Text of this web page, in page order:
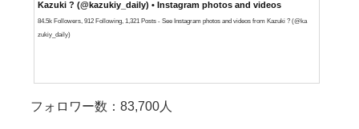
Kazuki ? (@kazukiy_daily) • Instagram photos and videos
84.5k Followers, 912 Following, 1,321 Posts - See Instagram photos and videos from Kazuki ? (@ka
zukiy_daily)
フォロワー数：83,700人